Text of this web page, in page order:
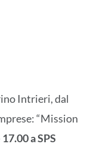
Intrieri, dal
“Mission
a SPS